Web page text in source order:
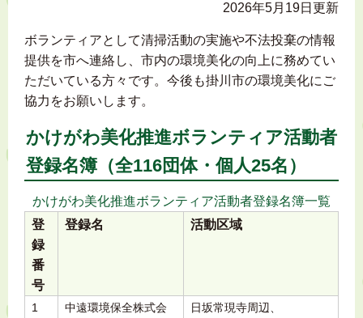
2026年5月19日更新
ボランティアとして清掃活動の実施や不法投棄の情報
提供を市へ連絡し、市内の環境美化の向上に務めてい
ただいている方々です。今後も掛川市の環境美化にご
協力をお願いします。
かけがわ美化推進ボランティア活動者
登録名簿（全116団体・個人25名）
かけがわ美化推進ボランティア活動者登録名簿一覧
登
録
番
号
登録名 活動区域
1
中遠環境保全株式会
日坂常現寺周辺、